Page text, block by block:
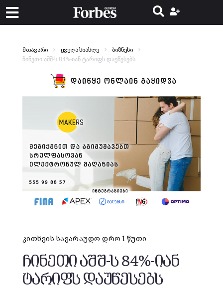
მთავარი ყველა სიახლე ბიზნესი
ჩინეთი აშშ-ს 84%-იან ტარიფს დაუწესებს
კითხვის სავარაუდო დრო 1 წუთი
ჩინეთი აშშ-ს 84%-იან
ტარიფს დაუწესებს